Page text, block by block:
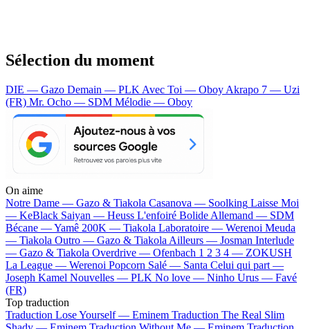
Sélection du moment
DIE — Gazo Demain — PLK Avec Toi — Oboy Akrapo 7 — Uzi
(FR) Mr. Ocho — SDM Mélodie — Oboy
On aime
Notre Dame — Gazo & Tiakola Casanova — Soolking Laisse Moi
— KeBlack Saiyan — Heuss L'enfoiré Bolide Allemand — SDM
Bécane —Yamê 200K — Tiakola Laboratoire — Werenoi Meuda
— Tiakola Outro — Gazo & Tiakola Ailleurs — Josman Interlude
— Gazo & Tiakola Overdrive — Ofenbach 1 2 3 4 — ZOKUSH
La League — Werenoi Popcorn Salé — Santa Celui qui part —
Joseph Kamel Nouvelles — PLK No love — Ninho Urus — Favé
(FR)
Top traduction
Traduction Lose Yourself — Eminem Traduction The Real Slim